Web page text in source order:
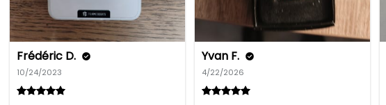
Frédéric D.
10/24/2023
Yvan F.
4/22/2026